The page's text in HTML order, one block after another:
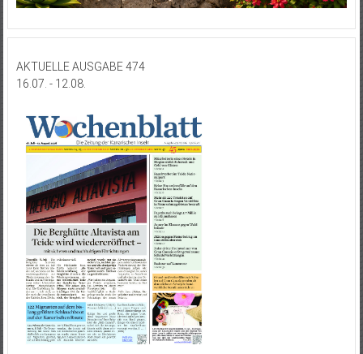
AKTUELLE AUSGABE 474
16.07. - 12.08.